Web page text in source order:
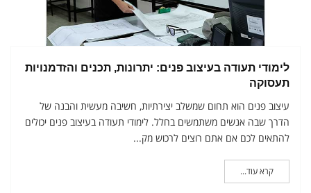
לימודי תעודה בעיצוב פנים: יתרונות, תכנים והזדמנויות
תעסוקה
עיצוב פנים הוא תחום שמשלב יצירתיות, חשיבה מעשית והבנה של
הדרך שבה אנשים משתמשים בחלל. לימודי תעודה בעיצוב פנים יכולים
להתאים לכם אם אתם רוצים לרכוש מק...
קרא עוד...